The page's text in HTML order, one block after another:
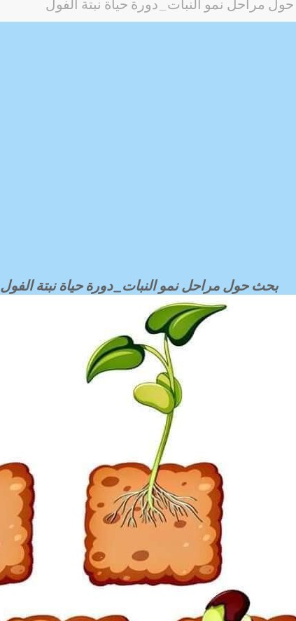
مراحل نمو النبات_دورة حياة نبتة الفول
بحث حول مراحل نمو النبات_دورة حياة نبتة الفول